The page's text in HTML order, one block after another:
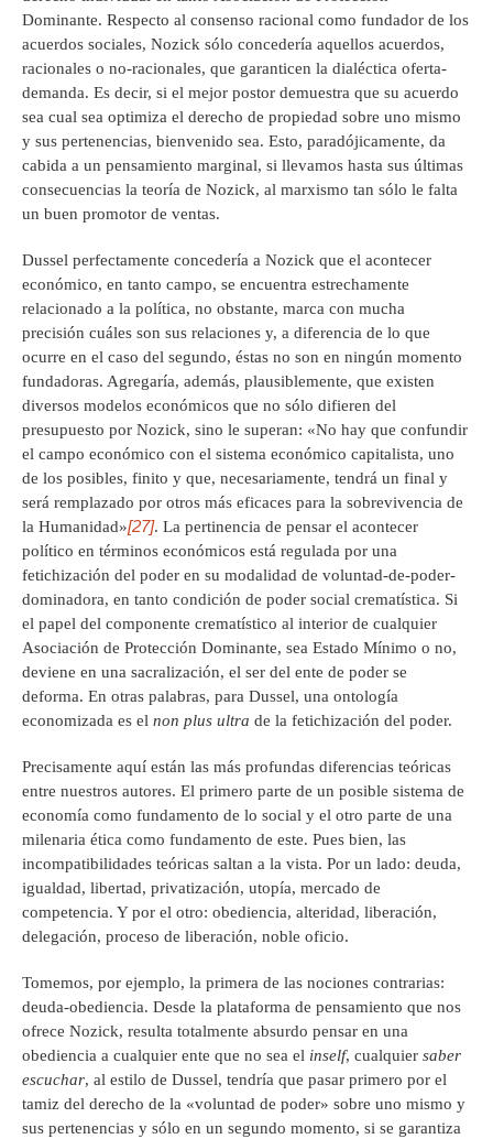
Dominante. Respecto al consenso racional como fundador de los
acuerdos sociales, Nozick sólo concedería aquellos acuerdos,
racionales o no-racionales, que garanticen la dialéctica oferta-
demanda. Es decir, si el mejor postor demuestra que su acuerdo
sea cual sea optimiza el derecho de propiedad sobre uno mismo
y sus pertenencias, bienvenido sea. Esto, paradójicamente, da
cabida a un pensamiento marginal, si llevamos hasta sus últimas
consecuencias la teoría de Nozick, al marxismo tan sólo le falta
un buen promotor de ventas.
Dussel perfectamente concedería a Nozick que el acontecer
económico, en tanto campo, se encuentra estrechamente
relacionado a la política, no obstante, marca con mucha
precisión cuáles son sus relaciones y, a diferencia de lo que
ocurre en el caso del segundo, éstas no son en ningún momento
fundadoras. Agregaría, además, plausiblemente, que existen
diversos modelos económicos que no sólo difieren del
presupuesto por Nozick, sino le superan: «No hay que confundir
el campo económico con el sistema económico capitalista, uno
de los posibles, finito y que, necesariamente, tendrá un final y
será remplazado por otros más eficaces para la sobrevivencia de
la Humanidad»[27]. La pertinencia de pensar el acontecer
político en términos económicos está regulada por una
fetichización del poder en su modalidad de voluntad-de-poder-
dominadora, en tanto condición de poder social crematística. Si
el papel del componente crematístico al interior de cualquier
Asociación de Protección Dominante, sea Estado Mínimo o no,
deviene en una sacralización, el ser del ente de poder se
deforma. En otras palabras, para Dussel, una ontología
economizada es el non plus ultra de la fetichización del poder.
Precisamente aquí están las más profundas diferencias teóricas
entre nuestros autores. El primero parte de un posible sistema de
economía como fundamento de lo social y el otro parte de una
milenaria ética como fundamento de este. Pues bien, las
incompatibilidades teóricas saltan a la vista. Por un lado: deuda,
igualdad, libertad, privatización, utopía, mercado de
competencia. Y por el otro: obediencia, alteridad, liberación,
delegación, proceso de liberación, noble oficio.
Tomemos, por ejemplo, la primera de las nociones contrarias:
deuda-obediencia. Desde la plataforma de pensamiento que nos
ofrece Nozick, resulta totalmente absurdo pensar en una
obediencia a cualquier ente que no sea el inself, cualquier saber
escuchar, al estilo de Dussel, tendría que pasar primero por el
tamiz del derecho de la «voluntad de poder» sobre uno mismo y
sus pertenencias y sólo en un segundo momento, si se garantiza